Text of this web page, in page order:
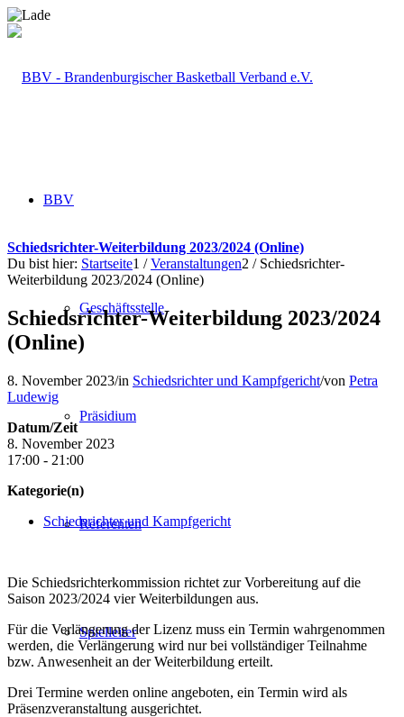
BBV
Geschäftsstelle
Präsidium
Referenten
Spielleiter
Schiedsrichter-Weiterbildung 2023/2024 (Online)
Du bist hier: Startseite1 / Veranstaltungen2 / Schiedsrichter-
Weiterbildung 2023/2024 (Online)
Schiedsrichter-Weiterbildung 2023/2024
(Online)
8. November 2023/in Schiedsrichter und Kampfgericht/von Petra
Ludewig
Datum/Zeit
8. November 2023
17:00 - 21:00
Kategorie(n)
Schiedsrichter und Kampfgericht
Die Schiedsrichterkommission richtet zur Vorbereitung auf die
Saison 2023/2024 vier Weiterbildungen aus.
Für die Verlängerung der Lizenz muss ein Termin wahrgenommen
werden, die Verlängerung wird nur bei vollständiger Teilnahme
bzw. Anwesenheit an der Weiterbildung erteilt.
Drei Termine werden online angeboten, ein Termin wird als
Präsenzveranstaltung ausgerichtet.